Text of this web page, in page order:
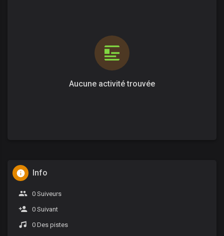
Aucune activité trouvée
Info
0 Suiveurs
0 Suivant
0 Des pistes